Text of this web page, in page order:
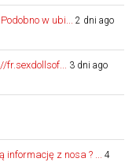
w ubi... 2 dni ago
fr.sexdollsof... 3 dni ago
informację z nosa ? ... 4